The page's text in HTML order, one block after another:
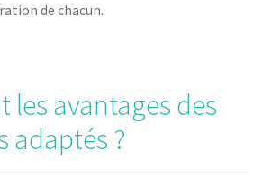
de chacun.
les avantages des
adaptés ?